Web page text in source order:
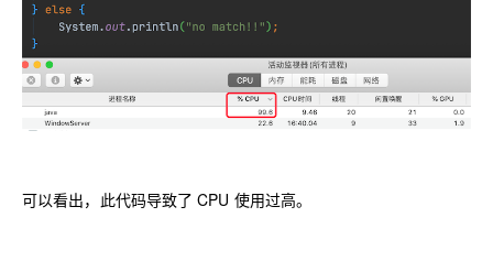
可以看出，此代码导致了 CPU 使用过高。